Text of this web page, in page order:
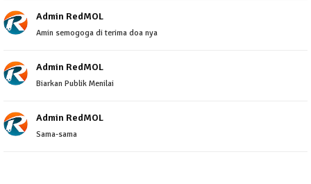
Admin RedMOL
Amin semogoga di terima doa nya
Admin RedMOL
Biarkan Publik Menilai
Admin RedMOL
Sama-sama